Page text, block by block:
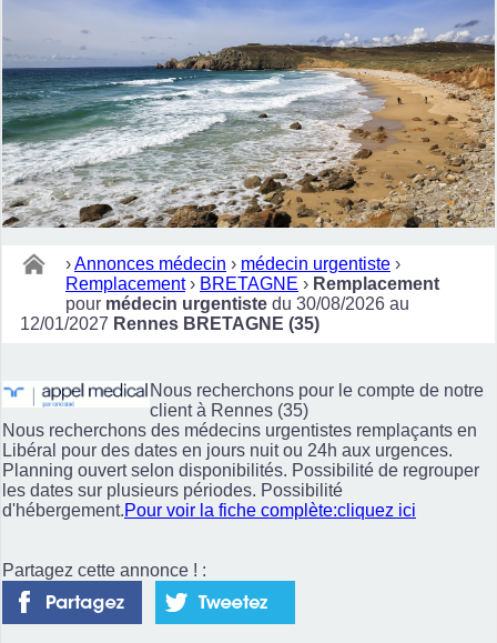
›Annonces médecin › médecin urgentiste ›
Remplacement › BRETAGNE › Remplacement
pour médecin urgentiste du 30/08/2026 au
12/01/2027 Rennes BRETAGNE (35)
Nous recherchons pour le compte de notre
client à Rennes (35)
Nous recherchons des médecins urgentistes remplaçants en
Libéral pour des dates en jours nuit ou 24h aux urgences.
Planning ouvert selon disponibilités. Possibilité de regrouper
les dates sur plusieurs périodes. Possibilité
d'hébergement.Pour voir la fiche complète:cliquez ici
Partagez cette annonce ! :